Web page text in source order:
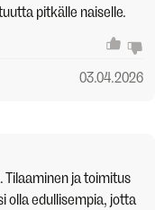
pitkälle naiselle.
03.04.2026
Tilaaminen ja toimitus
olla edullisempia, jotta